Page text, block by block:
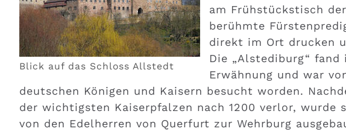
Blick auf das Schloss Allstedt
am Frühstückstisch
berühmte
direkt im Ort drucken
Die „Alstediburg“
Erwähnung und war
deutschen Königen und Kaisern besucht worden.
der wichtigsten Kaiserpfalzen nach 1200 verlor, wurde
von den Edelherren von Querfurt zur Wehrburg